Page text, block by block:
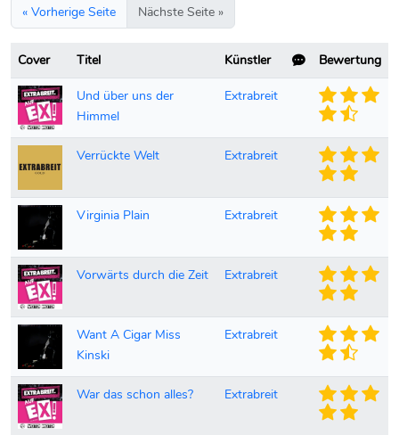
« Vorherige Seite Nächste Seite »
Cover Titel Künstler
Bewertung
Und über uns der
Himmel
Extrabreit
Verrückte Welt Extrabreit
Virginia Plain Extrabreit
Vorwärts durch die Zeit Extrabreit
Want A Cigar Miss
Kinski
Extrabreit
War das schon alles? Extrabreit